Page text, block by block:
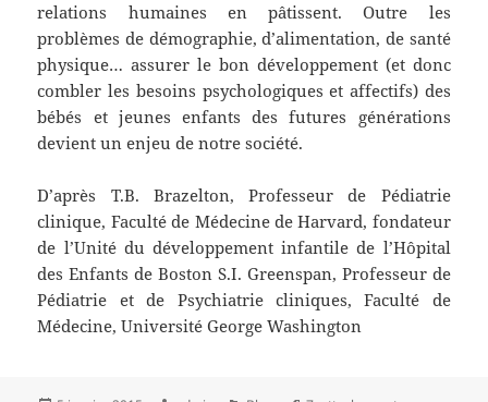
relations humaines en pâtissent. Outre les
problèmes de démographie, d’alimentation, de santé
physique… assurer le bon développement (et donc
combler les besoins psychologiques et affectifs) des
bébés et jeunes enfants des futures générations
devient un enjeu de notre société.
D’après T.B. Brazelton, Professeur de Pédiatrie
clinique, Faculté de Médecine de Harvard, fondateur
de l’Unité du développement infantile de l’Hôpital
des Enfants de Boston S.I. Greenspan, Professeur de
Pédiatrie et de Psychiatrie cliniques, Faculté de
Médecine, Université George Washington